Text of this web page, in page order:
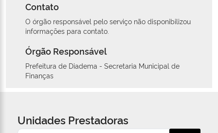
Contato
O órgão responsável pelo serviço não disponibilizou
informações para contato.
Órgão Responsável
Prefeitura de Diadema - Secretaria Municipal de
Finanças
Unidades Prestadoras